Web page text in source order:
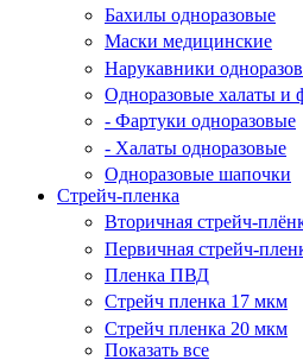
Бахилы одноразовые
Маски медицинские
Нарукавники
Одноразовые халаты и
- Фартуки одноразовые
- Халаты одноразовые
Одноразовые шапочки
Стрейч-пленка
Вторичная стрейч-
Первичная стрейч-
Пленка ПВД
Стрейч пленка 17 мкм
Стрейч пленка 20 мкм
Показать все